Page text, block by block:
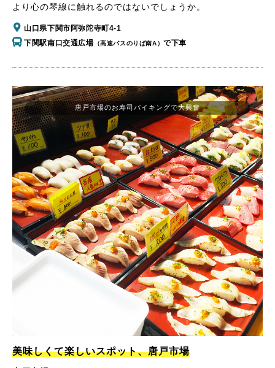
より心の琴線に触れるのではないでしょうか。
山口県下関市阿弥陀寺町4-1
下関駅南口交通広場 （高速バスのりば南A）で下車
唐戸市場のお寿司バイキングで大興奮
美味しくて楽しいスポット、唐戸市場